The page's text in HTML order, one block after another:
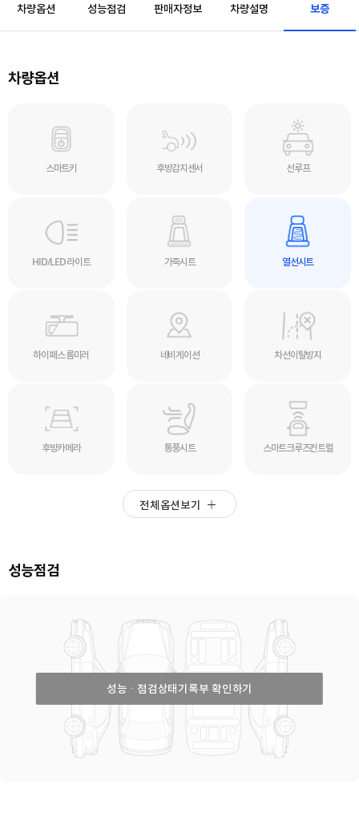
차량옵션 성능점검 판매자정보 차량설명 보증
차량옵션
스마트키 후방감지센서 선루프
HID/LED 라이트 가죽시트 열선시트
하이패스 룸미러 네비게이션 차선이탈방지
후방카메라 통풍시트 스마트크루즈컨트럴
전체옵션보기
성능점검
성능ㆍ점검상태기록부 확인하기